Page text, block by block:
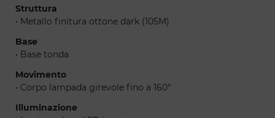
Struttura
• Metallo finitura ottone dark (105M)
Base
• Base tonda
Movimento
• Corpo lampada girevole fino a 160°
Illuminazione